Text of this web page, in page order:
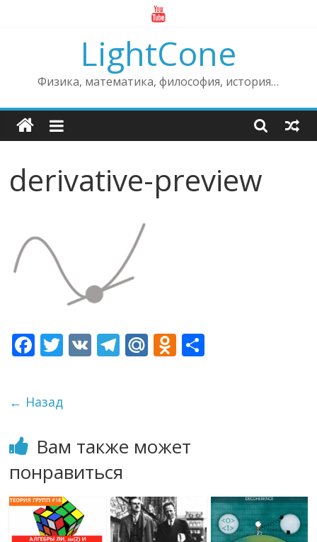
LightCone
Физика, математика, философия, история…
derivative-preview
F
b
o
o
k
T V T
a
m
M
u
O
kl
as
ni
ki
т
ь
← Назад
Вам также может
понравиться